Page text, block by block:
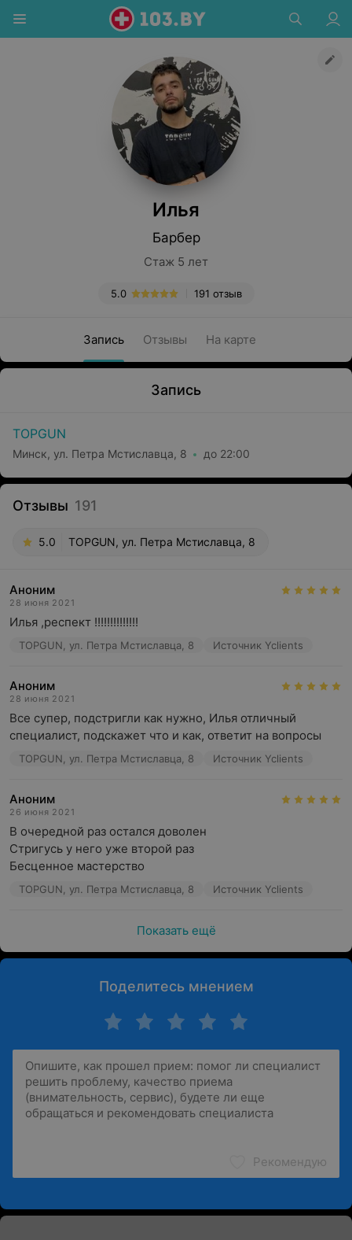
Илья
Барбер
Стаж 5 лет
191 отзыв
5.0
Запись Отзывы На карте
Запись
TOPGUN
Минск, ул. Петра Мстиславца, 8 до 22:00
Отзывы 191
5.0 TOPGUN, ул. Петра Мстиславца, 8
Аноним
28 июня 2021
Илья ,респект !!!!!!!!!!!!!!
TOPGUN, ул. Петра Мстиславца, 8 Источник Yclients
Аноним
28 июня 2021
Все супер, подстригли как нужно, Илья отличный
специалист, подскажет что и как, ответит на вопросы
TOPGUN, ул. Петра Мстиславца, 8 Источник Yclients
Аноним
26 июня 2021
В очередной раз остался доволен
Стригусь у него уже второй раз
Бесценное мастерство
TOPGUN, ул. Петра Мстиславца, 8 Источник Yclients
Показать ещё
Поделитесь мнением
Рекомендую